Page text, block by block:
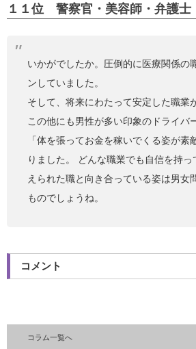
１１位 警察官・美容師・弁護士
いかがでしたか。圧倒的に医療関係の
ンしていました。
そして、将来にわたって安定した職業
この他にも男性が多い印象のドライバ
「体を張ってお金を稼いでくる姿が素
りました。 どんな職業でも自信を持
えられた職と向き合っている姿は男女
ものでしょうね。
コメント
コラム一覧へ